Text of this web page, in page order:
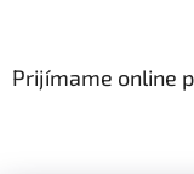
Prijímame online